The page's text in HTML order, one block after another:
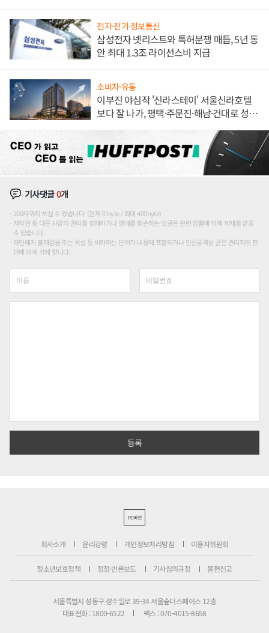
전자·전기·정보통신
삼성전자 넷리스트와 특허분쟁 매듭, 5년 동
안 최대 1.3조 라이선스비 지급
소비자·유통
이부진 야심작 '신라스테이' 서울신라호텔
보다 잘 나가, 평택·주문진·해남·건대로 성
기사댓글0개
200자까지 쓰실 수 있습니다. (현재 0 byte / 최대 400byte)
저작권 등 다른 사람의 권리를 침해하거나 명예를 훼손하는 댓글은 관련 법률에 의해 제재를 받을
수 있습니다.
타인에게 불쾌감을 주는 욕설 등 비하하는 단어가 내용에 포함되거나 인신공격성 글은 관리자의 판
단에 의해 삭제 합니다.
PC버전
회사소개 윤리강령 개인정보처리방침 이용자위원회
청소년보호정책 정정·반론보도 기사심의규정 불편신고
서울특별시 성동구 성수일로 39-34 서울숲더스페이스 12층
대표전화 : 1800-6522
팩스 : 070-4015-8658